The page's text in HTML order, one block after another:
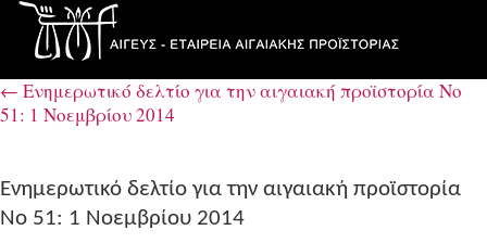
← Ενημερωτικό δελτίο για την αιγαιακή προϊστορία Νο
51: 1 Νοεμβρίου 2014
Ενημερωτικό δελτίο για την αιγαιακή προϊστορία
Νο 51: 1 Νοεμβρίου 2014